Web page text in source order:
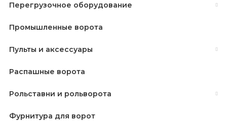
Перегрузочное оборудование
Промышленные ворота
Пульты и аксессуары
Распашные ворота
Рольставни и рольворота
Фурнитура для ворот